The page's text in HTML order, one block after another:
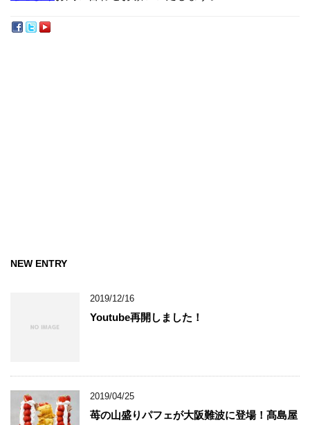
NEW ENTRY
2019/12/16
Youtube再開しました！
2019/04/25
苺の山盛りパフェが大阪難波に登場！髙島屋